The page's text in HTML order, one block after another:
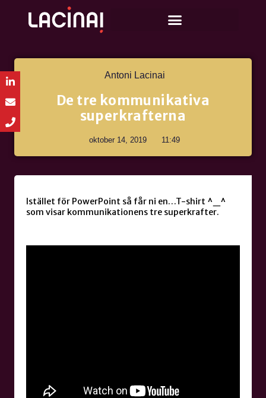
Antoni Lacinai
De tre kommunikativa
superkrafterna
oktober 14, 2019 11:49
Istället för PowerPoint så får ni en…T-shirt ^_^
som visar kommunikationens tre superkrafter.